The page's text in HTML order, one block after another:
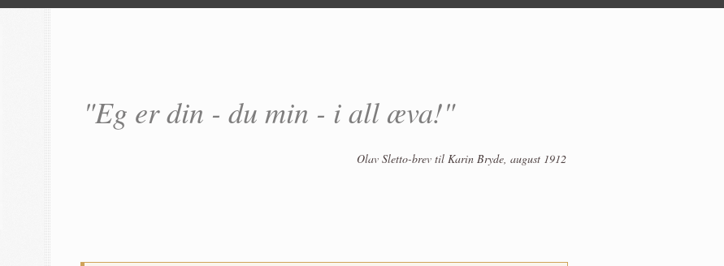
"Eg er din - du min - i all æva!"
Olav Sletto-brev til Karin Bryde, august 1912